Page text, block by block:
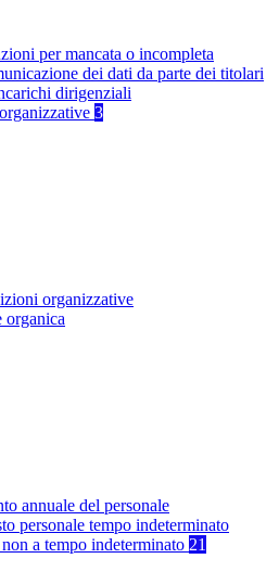
per mancata o incompleta
dei dati da parte dei titolari
dirigenziali
3
organizzative
organica
annuale del personale
personale tempo indeterminato
a tempo indeterminato 21